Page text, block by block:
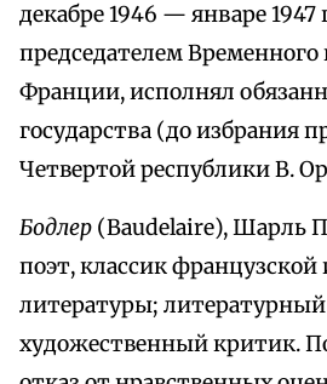
декабре 1946 — январе
председателем Временного
Франции, исполнял
государства (до избрания
Четвертой республики В.
Бодлер (Baudelaire), Шарль
поэт, классик
литературы;
художественный критик.